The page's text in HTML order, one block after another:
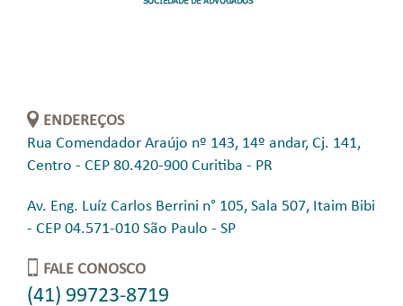
ENDEREÇOS
Rua Comendador Araújo nº 143, 14º andar, Cj. 141,
Centro - CEP 80.420-900 Curitiba - PR
Av. Eng. Luíz Carlos Berrini n° 105, Sala 507, Itaim Bibi
- CEP 04.571-010 São Paulo - SP
FALE CONOSCO
(41) 99723-8719